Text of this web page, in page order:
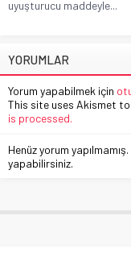
uyuşturucu maddeyle...
YORUMLAR
Yorum yapabilmek için
This site uses Akismet
is processed.
Henüz yorum
yapabilirsiniz.